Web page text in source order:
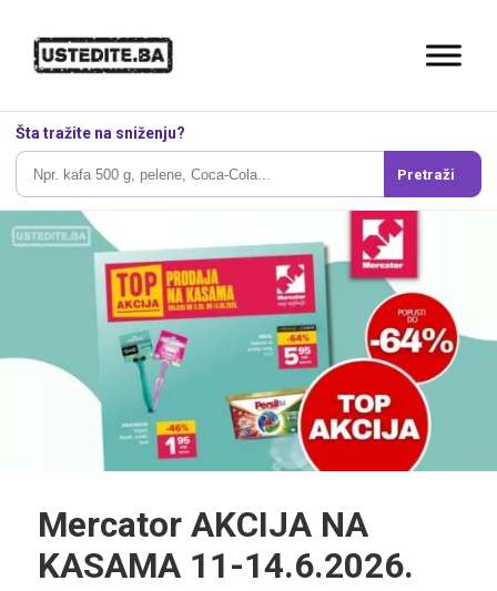
Šta tražite na sniženju?
Pretraži
Mercator AKCIJA NA
KASAMA 11-14.6.2026.